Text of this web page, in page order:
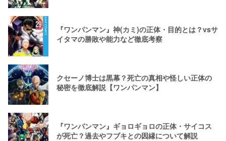
『ワンパンマン』神(カミ)の正体・目的とは？vsサ
イタマの勝敗や能力など徹底考察
クセーノ博士は黒幕？死亡の真相や怪しい正体の
秘密を徹底解説【ワンパンマン】
『ワンパンマン』ギョロギョロの正体・サイコス
が死亡？過去やフブキとの因縁について解説